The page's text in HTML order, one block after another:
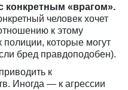
конкретным «врагом».
человек хочет
к этому
которые могут
бред правдоподобен).
к
Иногда — к агрессии